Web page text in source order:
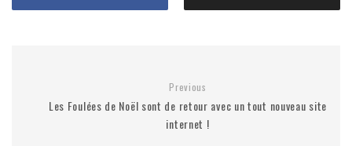
Previous
Les Foulées de Noël sont de retour avec un tout nouveau site
internet !